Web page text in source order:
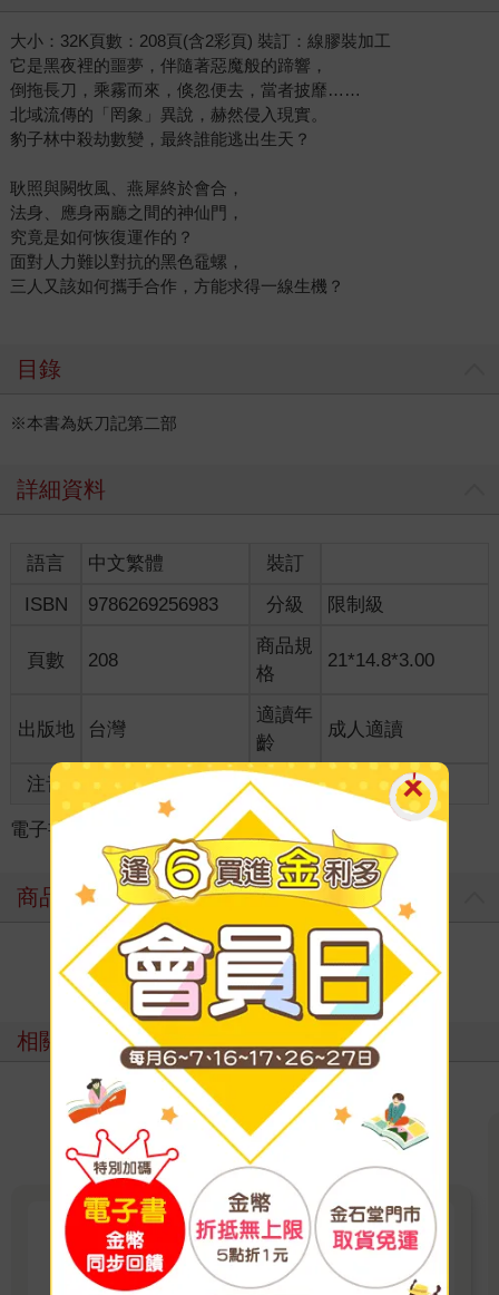
大小：32K頁數：208頁(含2彩頁) 裝訂：線膠裝加工
它是黑夜裡的噩夢，伴隨著惡魔般的蹄響，
倒拖長刀，乘霧而來，倏忽便去，當者披靡……
北域流傳的「罔象」異說，赫然侵入現實。
豹子林中殺劫數變，最終誰能逃出生天？
耿照與闕牧風、燕犀終於會合，
法身、應身兩廳之間的神仙門，
究竟是如何恢復運作的？
面對人力難以對抗的黑色黿螺，
三人又該如何攜手合作，方能求得一線生機？
目錄
※本書為妖刀記第二部
詳細資料
語言 中文繁體
裝訂
ISBN
9786269256983 分級 限制級
頁數 208
商品規
格
21*14.8*3.00
出版地 台灣
適讀年
齡
成人適讀
注音 級別
電子書 ＞ 華文作品 ＞ 仙俠/武俠
商品評價
寫評價
相關主題
2026第一季季暢銷-輕小說TOP